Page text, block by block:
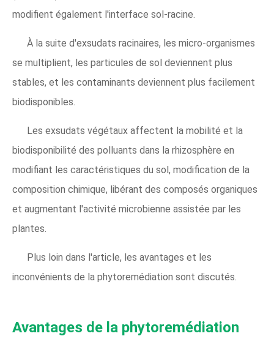
modifient également l'interface sol-racine.
À la suite d'exsudats racinaires, les micro-organismes
se multiplient, les particules de sol deviennent plus
stables, et les contaminants deviennent plus facilement
biodisponibles.
Les exsudats végétaux affectent la mobilité et la
biodisponibilité des polluants dans la rhizosphère en
modifiant les caractéristiques du sol, modification de la
composition chimique, libérant des composés organiques
et augmentant l'activité microbienne assistée par les
plantes.
Plus loin dans l'article, les avantages et les
inconvénients de la phytoremédiation sont discutés.
Avantages de la phytoremédiation